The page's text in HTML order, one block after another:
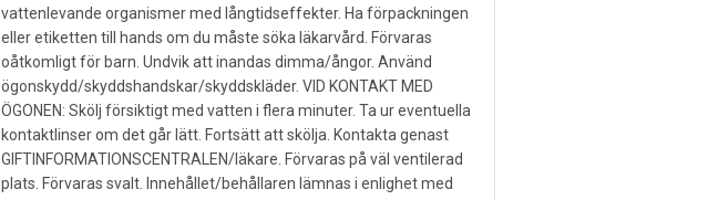
vattenlevande organismer med långtidseffekter. Ha förpackningen
eller etiketten till hands om du måste söka läkarvård. Förvaras
oåtkomligt för barn. Undvik att inandas dimma/ångor. Använd
ögonskydd/skyddshandskar/skyddskläder. VID KONTAKT MED
ÖGONEN: Skölj försiktigt med vatten i flera minuter. Ta ur eventuella
kontaktlinser om det går lätt. Fortsätt att skölja. Kontakta genast
GIFTINFORMATIONSCENTRALEN/läkare. Förvaras på väl ventilerad
plats. Förvaras svalt. Innehållet/behållaren lämnas i enlighet med